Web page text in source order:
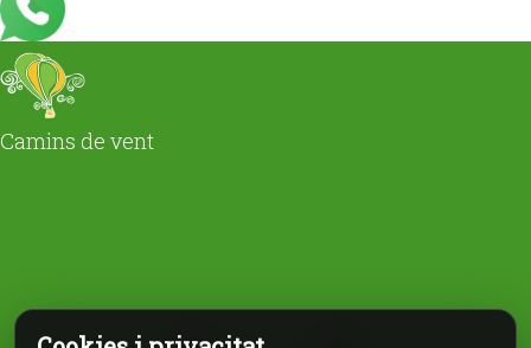
Camins de vent